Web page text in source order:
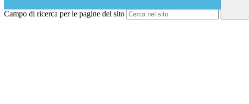
Campo di ricerca per le pagine del sito